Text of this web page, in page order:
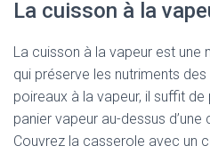
La cuisson à la
La cuisson à la vapeur est une
qui préserve les nutriments
poireaux à la vapeur, il suffit
panier vapeur au-dessus
Couvrez la casserole avec un